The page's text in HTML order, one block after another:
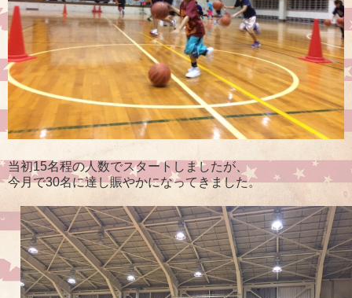
当初15名程の人数でスタートしましたが、
今月で30名に達し賑やかになってきました。